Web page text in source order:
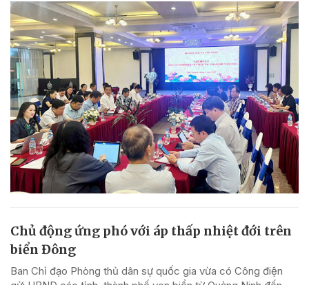
Chủ động ứng phó với áp thấp nhiệt đới trên
biển Đông
Ban Chỉ đạo Phòng thủ dân sự quốc gia vừa có Công điện